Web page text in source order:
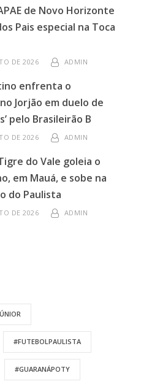
de Novo Horizonte
Pais especial na Toca
DE 2026 ADMIN
enfrenta o
Jorjão em duelo de
pelo Brasileirão B
DE 2026 ADMIN
do Vale goleia o
em Mauá, e sobe na
do Paulista
DE 2026 ADMIN
#FUTEBOLPAULISTA
#GUARANÁPOTY